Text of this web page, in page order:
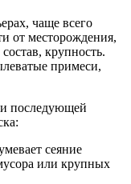
чаще всего
от месторождения,
крупность.
примеси,
последующей
сеяние
или крупных